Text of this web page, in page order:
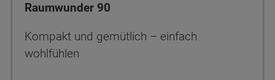
Raumwunder 90
Kompakt und gemütlich – einfach
wohlfühlen